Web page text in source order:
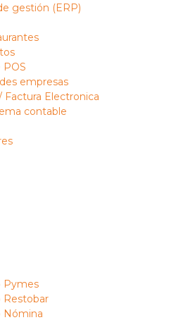
gestión (ERP)
empresas
Factura Electronica
contable
Pymes
Restobar
Nómina